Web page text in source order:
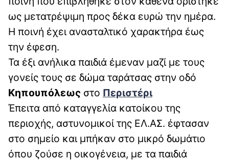
ως μετατρέψιμη προς δέκα ευρώ την ημέρα.
Η ποινή έχει ανασταλτικό χαρακτήρα έως
την έφεση.
Τα έξι ανήλικα παιδιά έμεναν μαζί με τους
γονείς τους σε δώμα ταράτσας στην οδό
Κηπουπόλεως στο Περιστέρι
Έπειτα από καταγγελία κατοίκου της
περιοχής, αστυνομικοί της ΕΛ.ΑΣ. έφτασαν
στο σημείο και μπήκαν στο μικρό δωμάτιο
όπου ζούσε η οικογένεια, με τα παιδιά